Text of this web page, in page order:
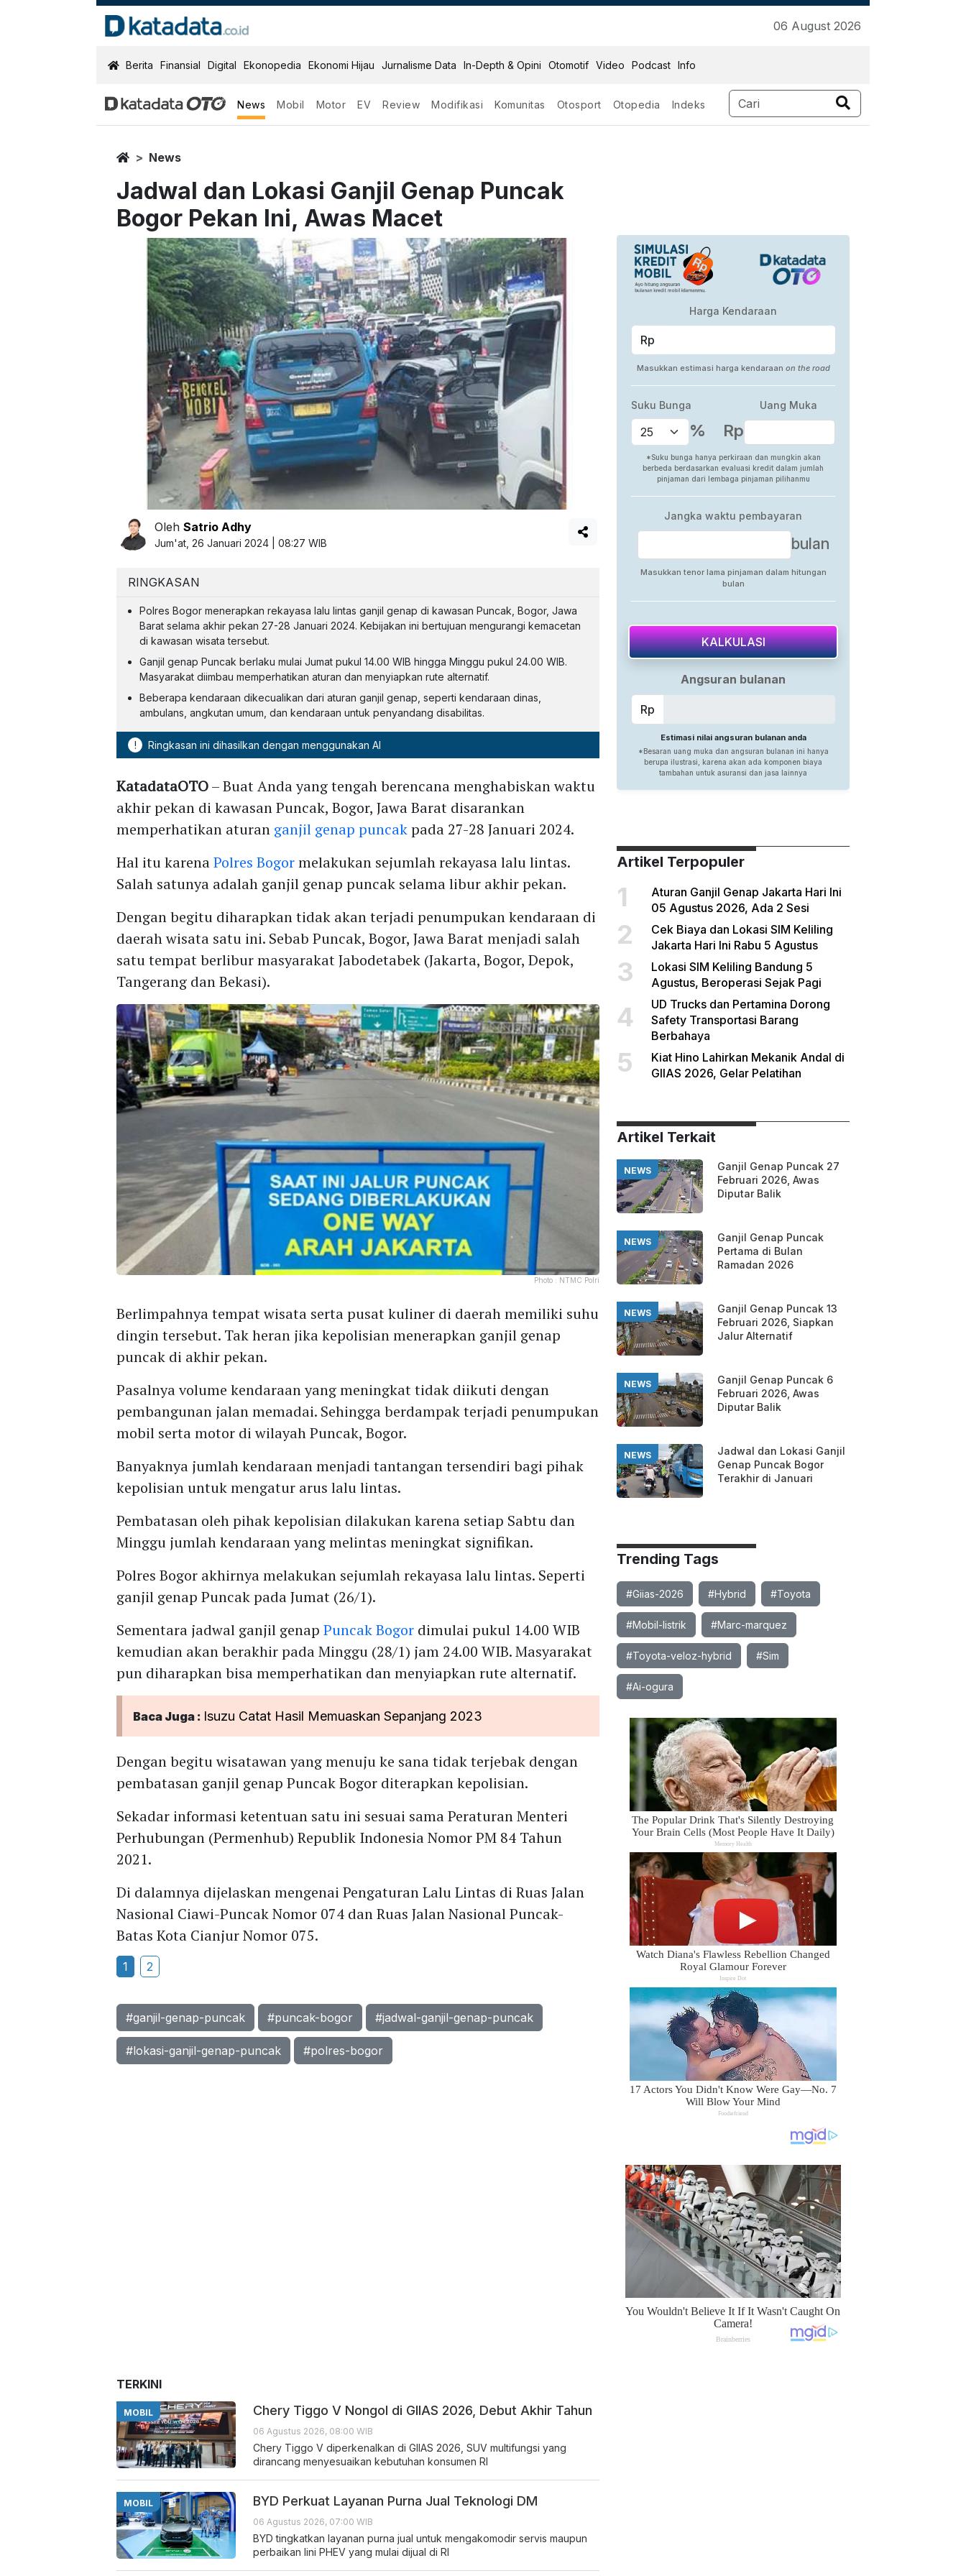
06 August 2026
KatadataOTO
Berita Finansial Digital Ekonopedia Ekonomi Hijau Jurnalisme Data In-Depth & Opini Otomotif Video Podcast Info
News Mobil Motor EV Review Modifikasi Komunitas Otosport Otopedia Indeks
HomeNews
Jadwal dan Lokasi Ganjil Genap Puncak
Bogor Pekan Ini, Awas Macet
OlehSatrio Adhy
Jum'at, 26 Januari 2024 | 08:27 WIB
RINGKASAN
Polres Bogor menerapkan rekayasa lalu lintas ganjil genap di kawasan Puncak, Bogor, Jawa
Barat selama akhir pekan 27-28 Januari 2024. Kebijakan ini bertujuan mengurangi kemacetan
di kawasan wisata tersebut.
Ganjil genap Puncak berlaku mulai Jumat pukul 14.00 WIB hingga Minggu pukul 24.00 WIB.
Masyarakat diimbau memperhatikan aturan dan menyiapkan rute alternatif.
Beberapa kendaraan dikecualikan dari aturan ganjil genap, seperti kendaraan dinas,
ambulans, angkutan umum, dan kendaraan untuk penyandang disabilitas.
! Ringkasan ini dihasilkan dengan menggunakan AI
KatadataOTO– Buat Anda yang tengah berencana menghabiskan waktu
akhir pekan di kawasan Puncak, Bogor, Jawa Barat disarankan
memperhatikan aturan ganjil genap puncakpada 27-28 Januari 2024.
Hal itu karenaPolres Bogormelakukan sejumlah rekayasa lalu lintas.
Salah satunya adalah ganjil genap puncak selama libur akhir pekan.
Dengan begitu diharapkan tidak akan terjadi penumpukan kendaraan di
daerah wisata satu ini. Sebab Puncak, Bogor, Jawa Barat menjadi salah
satu tempat berlibur masyarakat Jabodetabek (Jakarta, Bogor, Depok,
Tangerang dan Bekasi).
Photo : NTMC Polri
Berlimpahnya tempat wisata serta pusat kuliner di daerah memiliki suhu
dingin tersebut. Tak heran jika kepolisian menerapkan ganjil genap
puncak di akhir pekan.
Pasalnya volume kendaraan yang meningkat tidak diikuti dengan
pembangunan jalan memadai. Sehingga berdampak terjadi penumpukan
mobil serta motor di wilayah Puncak, Bogor.
Banyaknya jumlah kendaraan menjadi tantangan tersendiri bagi pihak
kepolisian untuk mengatur arus lalu lintas.
Pembatasan oleh pihak kepolisian dilakukan karena setiap Sabtu dan
Minggu jumlah kendaraan yang melintas meningkat signifikan.
Polres Bogor akhirnya melakukan sejumlah rekayasa lalu lintas. Seperti
ganjil genap Puncak pada Jumat (26/1).
Sementara jadwal ganjil genapPuncak Bogor dimulai pukul 14.00 WIB
kemudian akan berakhir pada Minggu (28/1) jam 24.00 WIB. Masyarakat
pun diharapkan bisa memperhatikan dan menyiapkan rute alternatif.
Baca Juga : Isuzu Catat Hasil Memuaskan Sepanjang 2023
Dengan begitu wisatawan yang menuju ke sana tidak terjebak dengan
pembatasan ganjil genap Puncak Bogor diterapkan kepolisian.
Sekadar informasi ketentuan satu ini sesuai sama Peraturan Menteri
Perhubungan (Permenhub) Republik Indonesia Nomor PM 84 Tahun
2021.
Di dalamnya dijelaskan mengenai Pengaturan Lalu Lintas di Ruas Jalan
Nasional Ciawi-Puncak Nomor 074 dan Ruas Jalan Nasional Puncak-
Batas Kota Cianjur Nomor 075.
1 2
#ganjil-genap-puncak #puncak-bogor #jadwal-ganjil-genap-puncak
#lokasi-ganjil-genap-puncak #polres-bogor
Artikel Terpopuler
1
Aturan Ganjil Genap Jakarta Hari Ini
05 Agustus 2026, Ada 2 Sesi
2
Cek Biaya dan Lokasi SIM Keliling
Jakarta Hari Ini Rabu 5 Agustus
3
Lokasi SIM Keliling Bandung 5
Agustus, Beroperasi Sejak Pagi
4
UD Trucks dan Pertamina Dorong
Safety Transportasi Barang
Berbahaya
5
Kiat Hino Lahirkan Mekanik Andal di
GIIAS 2026, Gelar Pelatihan
Artikel Terkait
NEWS
Ganjil Genap Puncak 27
Februari 2026, Awas
Diputar Balik
NEWS
Ganjil Genap Puncak
Pertama di Bulan
Ramadan 2026
NEWS
Ganjil Genap Puncak 13
Februari 2026, Siapkan
Jalur Alternatif
NEWS
Ganjil Genap Puncak 6
Februari 2026, Awas
Diputar Balik
NEWS
Jadwal dan Lokasi Ganjil
Genap Puncak Bogor
Terakhir di Januari
Trending Tags
#Giias-2026 #Hybrid #Toyota
#Mobil-listrik #Marc-marquez
#Toyota-veloz-hybrid #Sim
#Ai-ogura
TERKINI
MOBIL Chery Tiggo V Nongol di GIIAS 2026, Debut Akhir Tahun
06 Agustus 2026, 08:00 WIB
Chery Tiggo V diperkenalkan di GIIAS 2026, SUV multifungsi yang
dirancang menyesuaikan kebutuhan konsumen RI
MOBIL BYD Perkuat Layanan Purna Jual Teknologi DM
06 Agustus 2026, 07:00 WIB
BYD tingkatkan layanan purna jual untuk mengakomodir servis maupun
perbaikan lini PHEV yang mulai dijual di RI